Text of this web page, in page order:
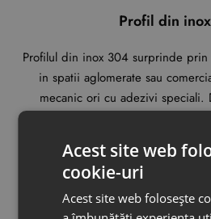
Profil din
Profilul din inox 304 surprinde prin
in spatii aglomerate sau
mecanic ori cu adezivi speciali.
de alama si aluminiu. Desi
magnetice, performanta sa ramane
remarca printr-un aer
Acest site web
cookie-uri
Acest site web folosește